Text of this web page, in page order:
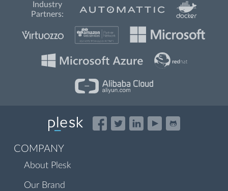
Industry
Partners:
COMPANY
About Plesk
Our Brand